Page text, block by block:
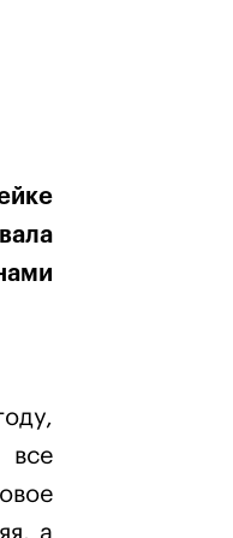
все
а